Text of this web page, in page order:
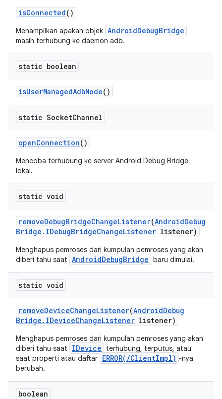
isConnected()
Menampilkan apakah objek AndroidDebugBridge
masih terhubung ke daemon adb.
static boolean
isUserManagedAdbMode()
static SocketChannel
openConnection()
Mencoba terhubung ke server Android Debug Bridge
lokal.
static void
removeDebugBridgeChangeListener(AndroidDebug
Bridge . IDebugBridgeChangeListener listener)
Menghapus pemroses dari kumpulan pemroses yang akan
diberi tahu saat AndroidDebugBridge baru dimulai.
static void
removeDeviceChangeListener(AndroidDebug
Bridge . IDeviceChangeListener listener)
Menghapus pemroses dari kumpulan pemroses yang akan
diberi tahu saat
IDevice
terhubung, terputus, atau
saat properti atau daftar ERROR(/ClientImpl) -nya
berubah.
boolean